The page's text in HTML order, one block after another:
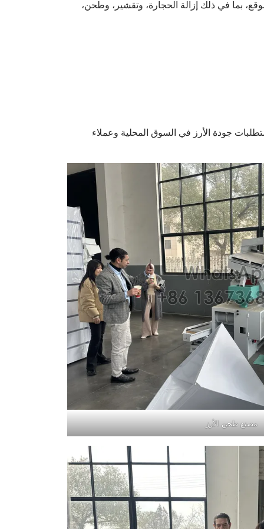
بما في ذلك إزالة الحجارة، وتقشير، وطحن،
جودة الأرز في السوق المحلية وعملاء
مصنع طحن الأرز